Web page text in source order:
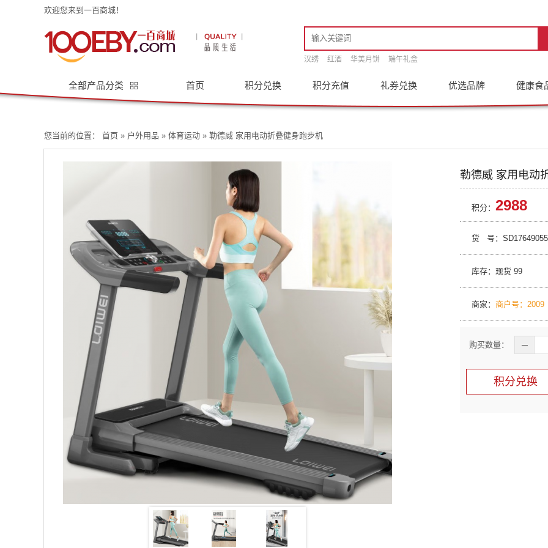
欢迎您来到一百商城！
汉绣 红酒 华美月饼 端午礼盒
全部产品分类 首页 积分兑换 积分充值 礼券兑换 优选品牌 健康食
您当前的位置： 首页 » 户外用品 » 体育运动 » 勒德威 家用电动折叠健身跑步机
勒德威 家用电动
积分： 2988
货 号：
库存：现货 99
商家： 商户号：2009
购买数量： ─
积分兑换